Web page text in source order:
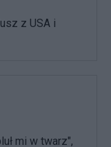
z USA i
mi w twarz",